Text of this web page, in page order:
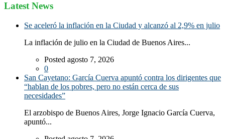
Latest News
Se aceleró la inflación en la Ciudad y alcanzó al 2,9% en julio
La inflación de julio en la Ciudad de Buenos Aires...
Posted agosto 7, 2026
0
San Cayetano: García Cuerva apuntó contra los dirigentes que
“hablan de los pobres, pero no están cerca de sus
necesidades”
El arzobispo de Buenos Aires, Jorge Ignacio García Cuerva,
apuntó...